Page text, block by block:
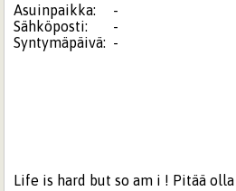
Asuinpaikka:
-
Sähköposti:
-
Syntymäpäivä: -
Life is hard but so am i ! Pitää